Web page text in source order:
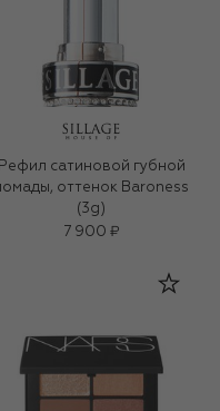
Рефил сатиновой губной
оттенок Baroness
(3g)
7 900 ₽